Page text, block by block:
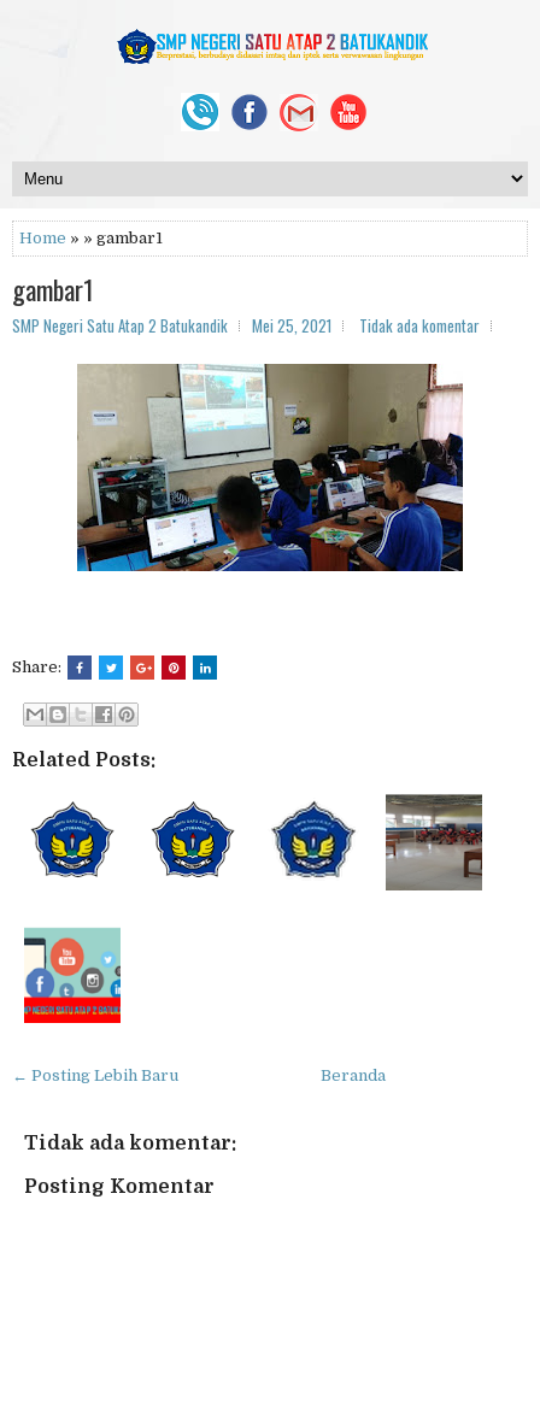
Home » » gambar1
gambar1
SMP Negeri Satu Atap 2 Batukandik Mei 25, 2021 Tidak ada komentar
Share:
Related Posts:
← Posting Lebih Baru Beranda
Tidak ada komentar:
Posting Komentar